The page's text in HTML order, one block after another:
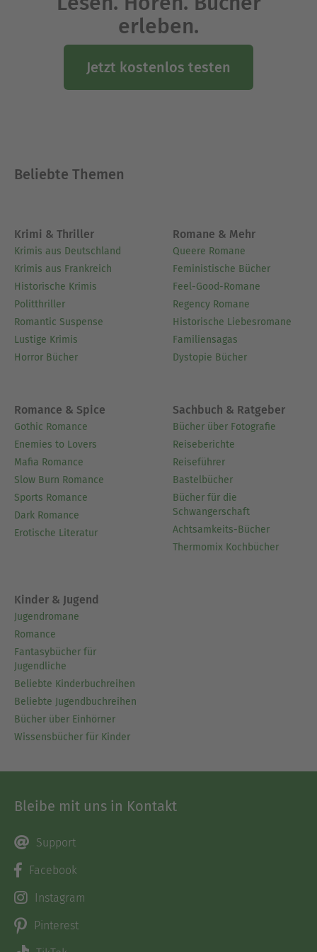
erleben.
Jetzt kostenlos testen
Beliebte Themen
Krimi & Thriller
Krimis aus Deutschland
Krimis aus Frankreich
Historische Krimis
Politthriller
Romantic Suspense
Lustige Krimis
Horror Bücher
Romane & Mehr
Queere Romane
Feministische Bücher
Feel-Good-Romane
Regency Romane
Historische Liebesromane
Familiensagas
Dystopie Bücher
Romance & Spice
Gothic Romance
Enemies to Lovers
Mafia Romance
Slow Burn Romance
Sports Romance
Dark Romance
Erotische Literatur
Sachbuch & Ratgeber
Bücher über Fotografie
Reiseberichte
Reiseführer
Bastelbücher
Bücher für die
Schwangerschaft
Achtsamkeits-Bücher
Thermomix Kochbücher
Kinder & Jugend
Jugendromane
Romance
Fantasybücher für
Jugendliche
Beliebte Kinderbuchreihen
Beliebte Jugendbuchreihen
Bücher über Einhörner
Wissensbücher für Kinder
Bleibe mit uns in Kontakt
Support
Facebook
Instagram
Pinterest